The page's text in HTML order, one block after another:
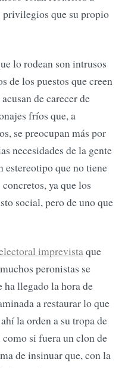
privilegios que su propio
lo rodean son intrusos
de los puestos que creen
de carecer de
fríos que, a
se preocupan más por
necesidades de la gente
estereotipo que no tiene
ya que los
social, pero de uno que
imprevistaque
peronistas se
ha llegado la hora de
a restaurar lo que
la orden a su tropa de
si fuera un clon de
de insinuar que, con la